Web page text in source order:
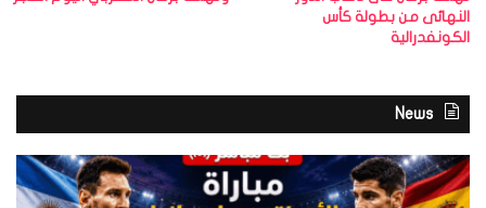
النهائى من بطولة كأس
الكونفدرالية
News